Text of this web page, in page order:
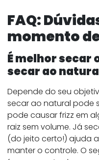
FAQ:
momento
É melhor secar
secar ao
Depende do seu
secar ao natural pode
pode causar frizz em
raiz sem volume. Já
(do jeito certo!) ajuda
manter o controle. O